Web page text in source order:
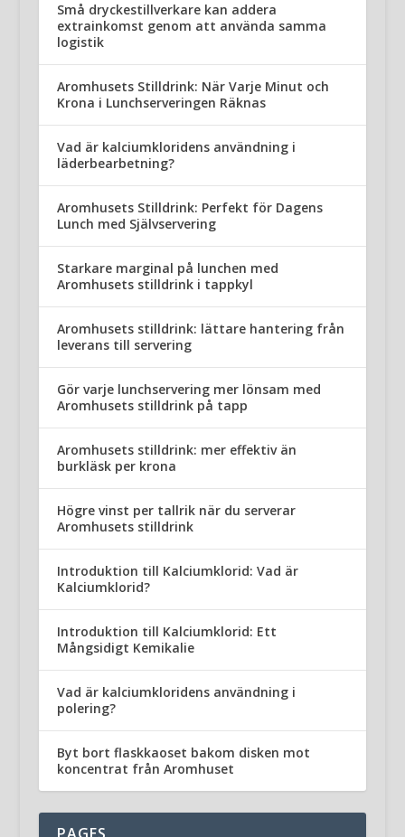
Små dryckestillverkare kan addera
extrainkomst genom att använda samma
logistik
Aromhusets Stilldrink: När Varje Minut och
Krona i Lunchserveringen Räknas
Vad är kalciumkloridens användning i
läderbearbetning?
Aromhusets Stilldrink: Perfekt för Dagens
Lunch med Självservering
Starkare marginal på lunchen med
Aromhusets stilldrink i tappkyl
Aromhusets stilldrink: lättare hantering från
leverans till servering
Gör varje lunchservering mer lönsam med
Aromhusets stilldrink på tapp
Aromhusets stilldrink: mer effektiv än
burkläsk per krona
Högre vinst per tallrik när du serverar
Aromhusets stilldrink
Introduktion till Kalciumklorid: Vad är
Kalciumklorid?
Introduktion till Kalciumklorid: Ett
Mångsidigt Kemikalie
Vad är kalciumkloridens användning i
polering?
Byt bort flaskkaoset bakom disken mot
koncentrat från Aromhuset